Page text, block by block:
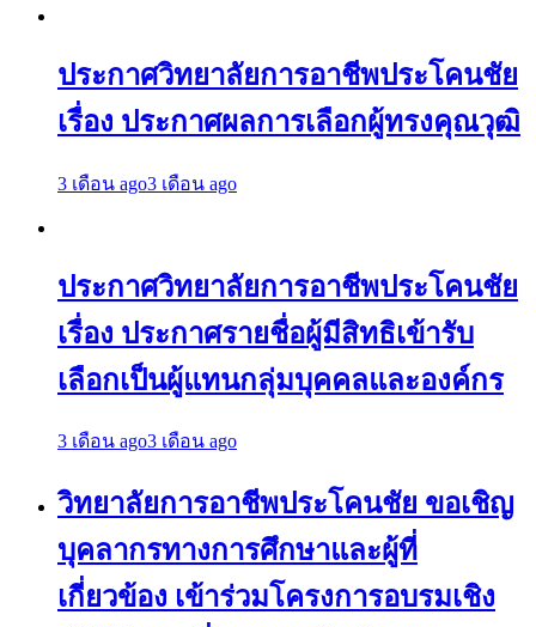
ประกาศวิทยาลัยการอาชีพประโคนชัย
เรื่อง ประกาศผลการเลือกผู้ทรงคุณวุฒิ
3 เดือน ago3 เดือน ago
ประกาศวิทยาลัยการอาชีพประโคนชัย
เรื่อง ประกาศรายชื่อผู้มีสิทธิเข้ารับ
เลือกเป็นผู้แทนกลุ่มบุคคลและองค์กร
3 เดือน ago3 เดือน ago
วิทยาลัยการอาชีพประโคนชัย ขอเชิญ
บุคลากรทางการศึกษาและผู้ที่
เกี่ยวข้อง เข้าร่วมโครงการอบรมเชิง